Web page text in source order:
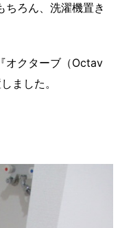
ちろん、洗濯機置き
オクターブ（Octav
ました。